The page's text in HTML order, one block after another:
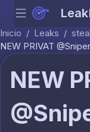
Menu
Inicio / Leaks /
NEW PRIVAT
NEW